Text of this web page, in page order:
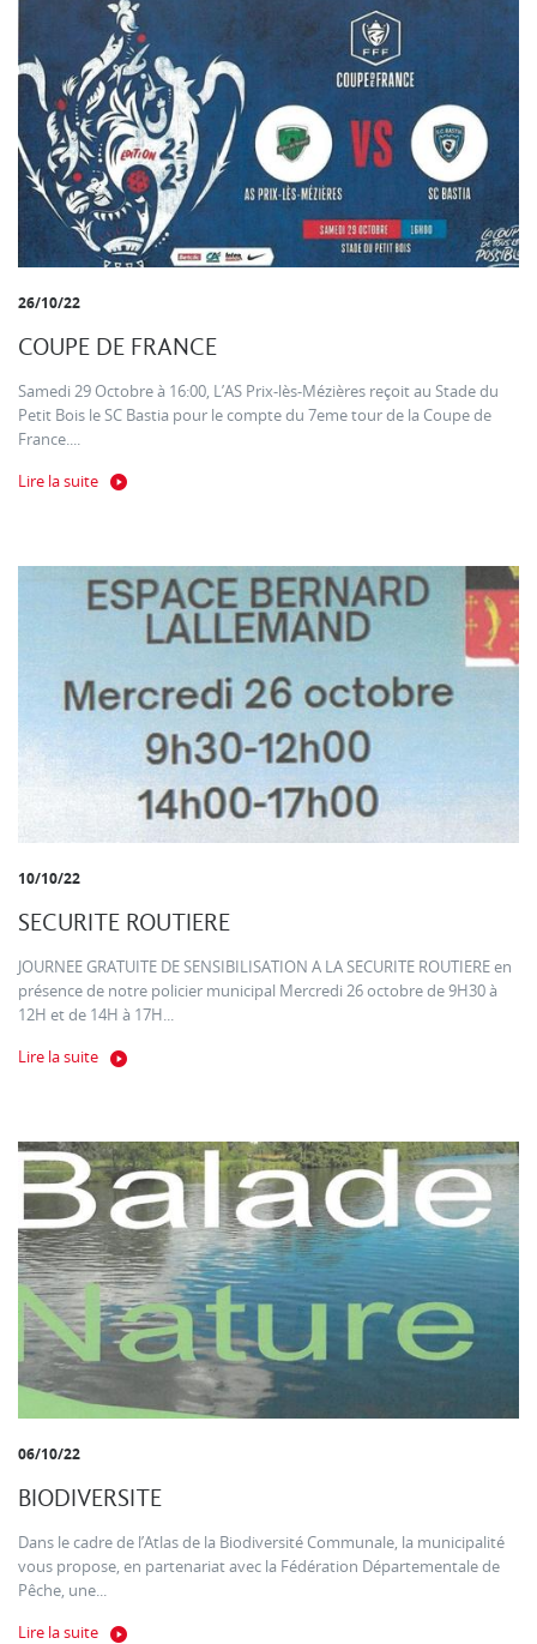
26/10/22
COUPE DE FRANCE
Samedi 29 Octobre à 16:00, L’AS Prix-lès-Mézières reçoit au Stade du
Petit Bois le SC Bastia pour le compte du 7eme tour de la Coupe de
France....
Lire la suite
10/10/22
SECURITE ROUTIERE
JOURNEE GRATUITE DE SENSIBILISATION A LA SECURITE ROUTIERE en
présence de notre policier municipal Mercredi 26 octobre de 9H30 à
12H et de 14H à 17H...
Lire la suite
06/10/22
BIODIVERSITE
Dans le cadre de l’Atlas de la Biodiversité Communale, la municipalité
vous propose, en partenariat avec la Fédération Départementale de
Pêche, une...
Lire la suite